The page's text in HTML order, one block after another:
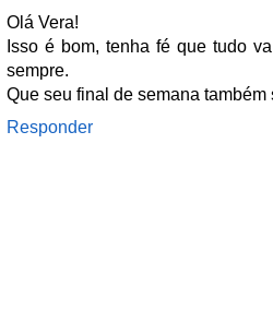
Olá Vera!
Isso é bom, tenha fé que tudo
sempre.
Que seu final de semana
Responder